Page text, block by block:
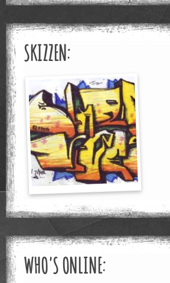
SKIZZEN:
WHO'S ONLINE: